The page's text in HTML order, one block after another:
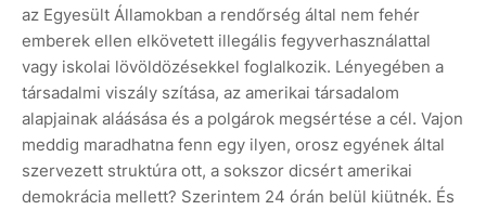
az Egyesült Államokban a rendőrség által nem fehér
emberek ellen elkövetett illegális fegyverhasználattal
vagy iskolai lövöldözésekkel foglalkozik. Lényegében a
társadalmi viszály szítása, az amerikai társadalom
alapjainak aláásása és a polgárok megsértése a cél. Vajon
meddig maradhatna fenn egy ilyen, orosz egyének által
szervezett struktúra ott, a sokszor dicsért amerikai
demokrácia mellett? Szerintem 24 órán belül kiütnék. És